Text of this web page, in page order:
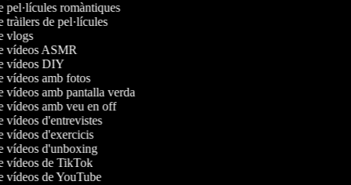
pel·lícules romàntiques
tràilers de pel·lícules
vlogs
vídeos ASMR
vídeos DIY
vídeos amb fotos
vídeos amb pantalla verda
vídeos amb veu en off
vídeos d'entrevistes
vídeos d'exercicis
vídeos d'unboxing
vídeos de TikTok
vídeos de YouTube